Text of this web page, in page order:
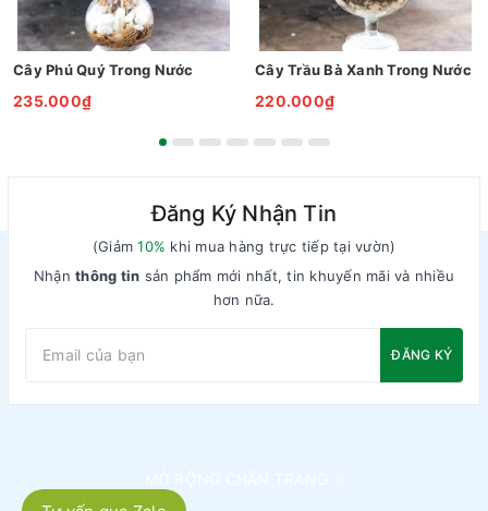
Cây Phú Quý Trong Nước
235.000₫
Cây Trầu Bà Xanh Trong Nước
220.000₫
Đăng Ký Nhận Tin
(Giảm10% khi mua hàng trực tiếp tại vườn)
Nhậnthông tin sản phẩm mới nhất, tin khuyến mãi và nhiều
hơn nữa.
ĐĂNG KÝ